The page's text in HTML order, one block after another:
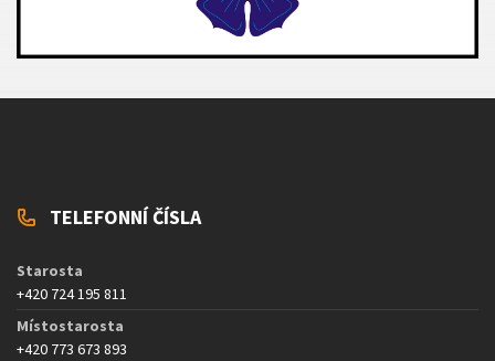
TELEFONNÍ ČÍSLA
Starosta
+420 724 195 811
Místostarosta
+420 773 673 893